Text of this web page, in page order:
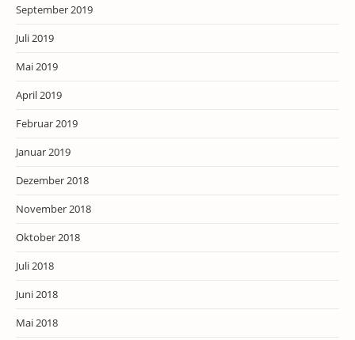
September 2019
Juli 2019
Mai 2019
April 2019
Februar 2019
Januar 2019
Dezember 2018
November 2018
Oktober 2018
Juli 2018
Juni 2018
Mai 2018